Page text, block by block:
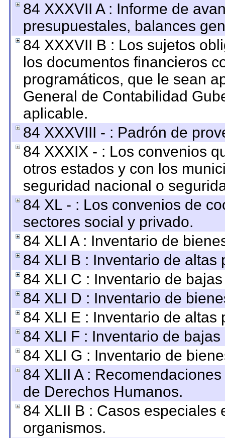
84 XXXVII A : Informe de
presupuestales, balances
84 XXXVII B : Los sujetos
los documentos financieros
programáticos, que le sean
General de Contabilidad
aplicable.
84 XXXVIII - : Padrón de
84 XXXIX - : Los convenios
otros estados y con los
seguridad nacional o
84 XL - : Los convenios de
sectores social y privado.
84 XLI A : Inventario de
84 XLI B : Inventario de
84 XLI C : Inventario de
84 XLI D : Inventario de
84 XLI E : Inventario de
84 XLI F : Inventario de
84 XLI G : Inventario de
84 XLII A :
de Derechos Humanos.
84 XLII B : Casos especiales
organismos.